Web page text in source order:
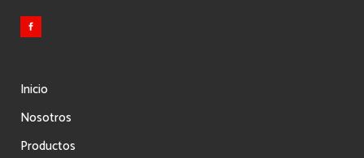
Inicio
Nosotros
Productos